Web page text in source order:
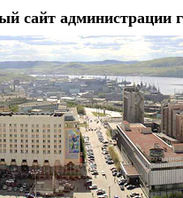
сайт администрации